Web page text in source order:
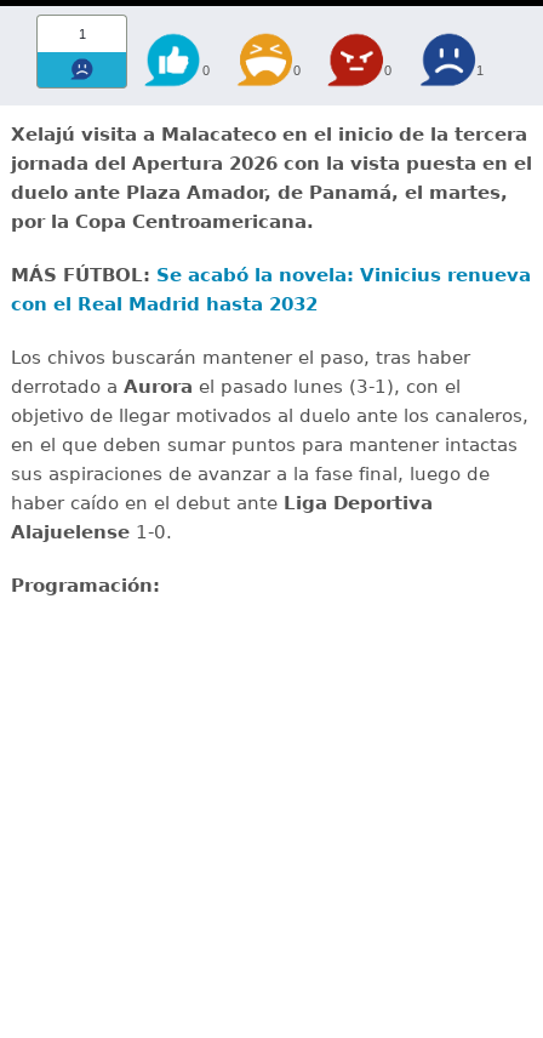
1
0 0 0 1
Xelajú visita a Malacateco en el inicio de la tercera
jornada del Apertura 2026 con la vista puesta en el
duelo ante Plaza Amador, de Panamá, el martes,
por la Copa Centroamericana.
MÁS FÚTBOL: Se acabó la novela: Vinicius renueva
con el Real Madrid hasta 2032
Los chivos buscarán mantener el paso, tras haber
derrotado a Aurora el pasado lunes (3-1), con el
objetivo de llegar motivados al duelo ante los canaleros,
en el que deben sumar puntos para mantener intactas
sus aspiraciones de avanzar a la fase final, luego de
haber caído en el debut ante Liga Deportiva
Alajuelense1-0.
Programación: